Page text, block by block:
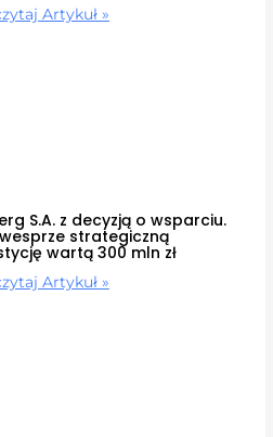
Artykuł »
S.A. z decyzją o wsparciu.
wesprze strategiczną
wartą 300 mln zł
Artykuł »